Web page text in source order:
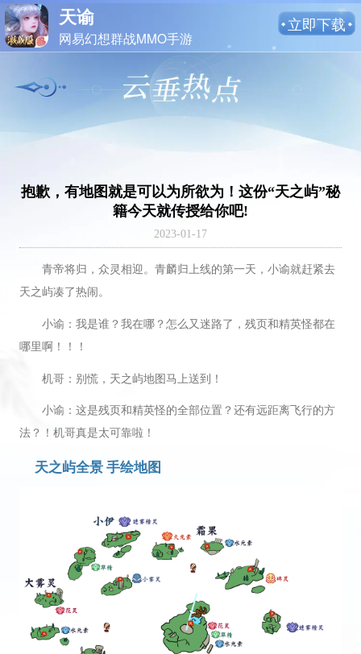
天谕
网易幻想群战MMO手游
立即下载
抱歉，有地图就是可以为所欲为！这份“天之屿”秘
籍今天就传授给你吧!
2023-01-17
青帝将归，众灵相迎。青麟归上线的第一天，小谕就赶紧去
天之屿凑了热闹。
小谕：我是谁？我在哪？怎么又迷路了，残页和精英怪都在
哪里啊！！！
机哥：别慌，天之屿地图马上送到！
小谕：这是残页和精英怪的全部位置？还有远距离飞行的方
法？！机哥真是太可靠啦！
天之屿全景 手绘地图